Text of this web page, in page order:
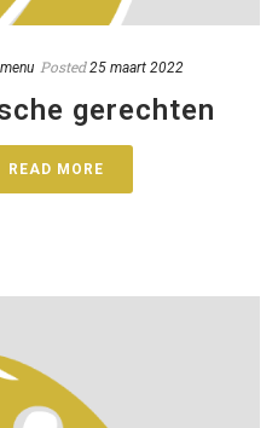
menu Posted 25 maart 2022
gerechten
READ MORE